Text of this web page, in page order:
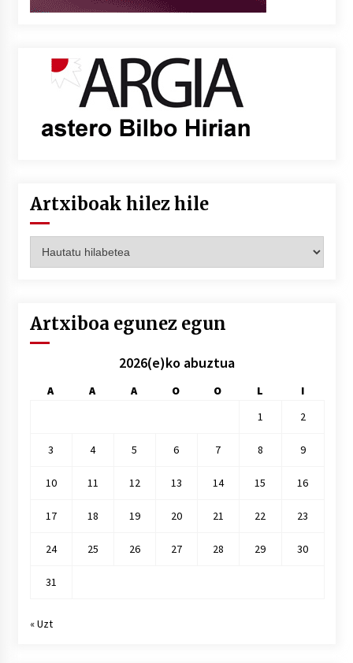
Artxiboak hilez hile
hilez
Artxiboa egunez egun
2026(e)ko abuztua
A A A O O L
I
1
2
3 4 5 6 7 8 9
10 11 12 13 14 15 16
17 18 19 20 21 22 23
24 25 26 27 28 29 30
31
« Uzt